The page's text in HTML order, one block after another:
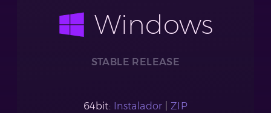
Windows
STABLE RELEASE
64bit: Instalador ZIP